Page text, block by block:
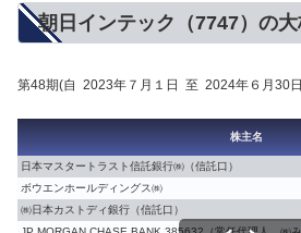
朝日インテック（7747）の
第48期(自 2023年７月１日 至 2024年６月30日
株主名
日本マスタートラスト信託銀行㈱（信託口）
ボウエンホールディングス㈱
㈱日本カストディ銀行（信託口）